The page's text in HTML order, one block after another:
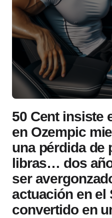
50 Cent insiste
en Ozempic
una pérdida de
libras… dos
ser
actuación en el
convertido en